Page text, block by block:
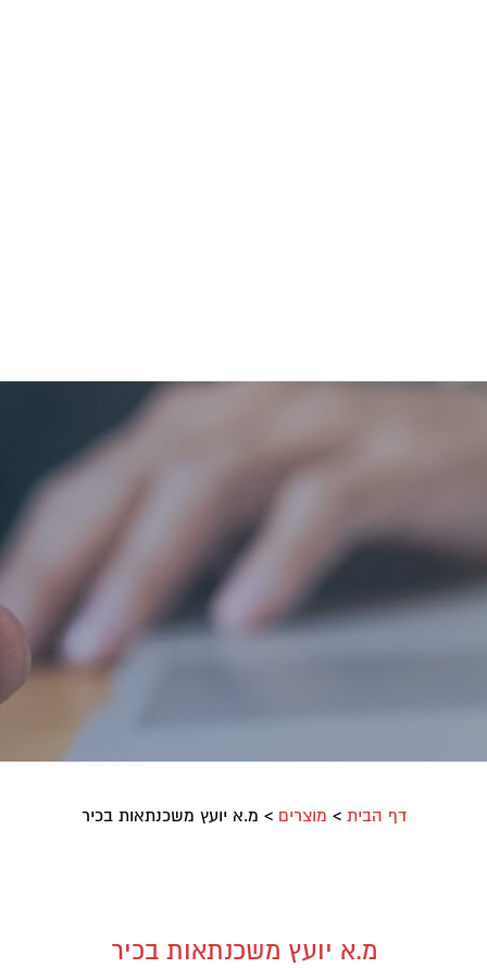
דף הבית > מוצרים > מ.א יועץ משכנתאות בכיר
מ.א יועץ משכנתאות בכיר